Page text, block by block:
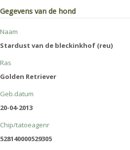
Gegevens van de hond
Naam
Stardust van de bleckinkhof (reu)
Ras
Golden Retriever
Geb.datum
20-04-2013
Chip/tatoeagenr
528140000529305